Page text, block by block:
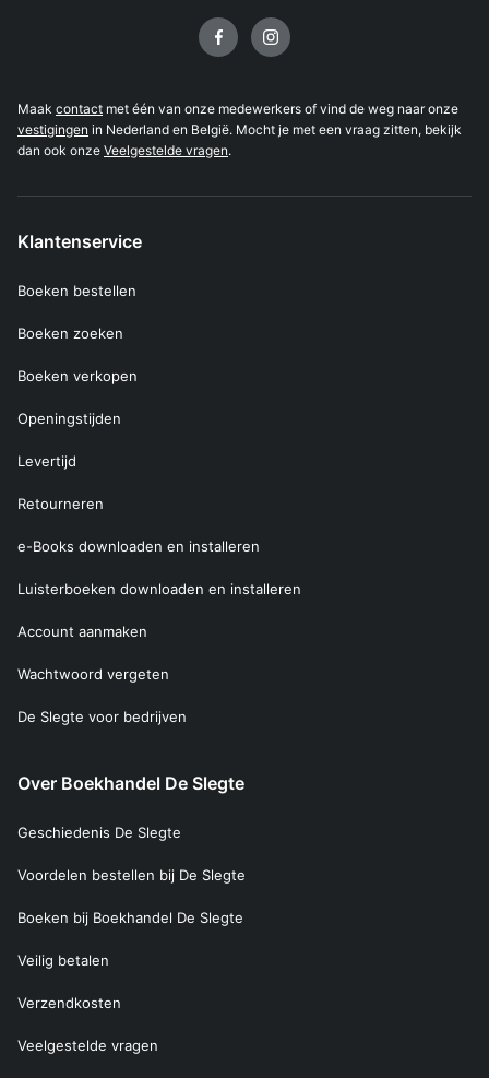
Maak contact met één van onze medewerkers of vind de weg naar onze
vestigingen in Nederland en België. Mocht je met een vraag zitten, bekijk
dan ook onze Veelgestelde vragen.
Klantenservice
Boeken bestellen
Boeken zoeken
Boeken verkopen
Openingstijden
Levertijd
Retourneren
e-Books downloaden en installeren
Luisterboeken downloaden en installeren
Account aanmaken
Wachtwoord vergeten
De Slegte voor bedrijven
Over Boekhandel De Slegte
Geschiedenis De Slegte
Voordelen bestellen bij De Slegte
Boeken bij Boekhandel De Slegte
Veilig betalen
Verzendkosten
Veelgestelde vragen